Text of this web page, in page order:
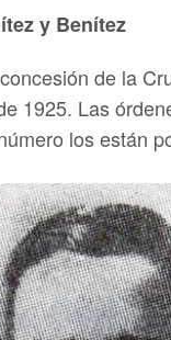
y Benítez
de la
1925. Las
los están